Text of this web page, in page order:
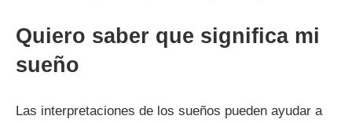
Quiero saber que significa mi
sueño
Las interpretaciones de los sueños pueden ayudar a